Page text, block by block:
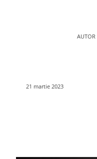
AUTOR
21 martie 2023